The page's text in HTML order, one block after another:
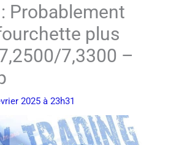
Probablement
plus
7,3300 –
2025 à 23h31